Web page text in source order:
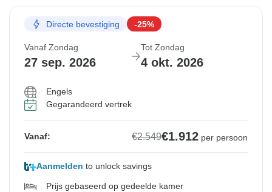
Directe bevestiging -25%
Vanaf Zondag
27 sep. 2026
Tot Zondag
4 okt. 2026
Engels
Gegarandeerd vertrek
Vanaf: €2.549€1.912 per persoon
Aanmelden to unlock savings
Prijs gebaseerd op gedeelde kamer